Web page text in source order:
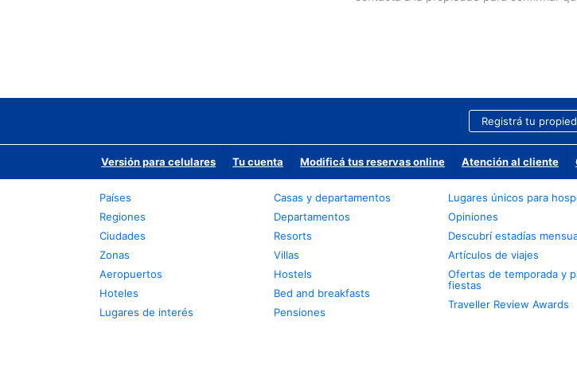
Registrá tu
Versión para celulares Tu cuenta Modificá tus reservas online Atención al cliente
Países
Regiones
Ciudades
Zonas
Aeropuertos
Hoteles
Lugares de interés
Casas y departamentos
Departamentos
Resorts
Villas
Hostels
Bed and breakfasts
Pensiones
Lugares únicos para
Opiniones
Descubrí estadías
Artículos de viajes
Ofertas de temporada y
fiestas
Traveller Review Awards